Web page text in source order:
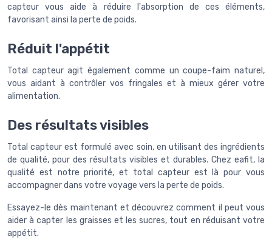
capteur vous aide à réduire l'absorption de ces éléments,
favorisant ainsi la perte de poids.
Réduit l'appétit
Total capteur agit également comme un coupe-faim naturel,
vous aidant à contrôler vos fringales et à mieux gérer votre
alimentation.
Des résultats visibles
Total capteur est formulé avec soin, en utilisant des ingrédients
de qualité, pour des résultats visibles et durables. Chez eafit, la
qualité est notre priorité, et total capteur est là pour vous
accompagner dans votre voyage vers la perte de poids.
Essayez-le dès maintenant et découvrez comment il peut vous
aider à capter les graisses et les sucres, tout en réduisant votre
appétit.